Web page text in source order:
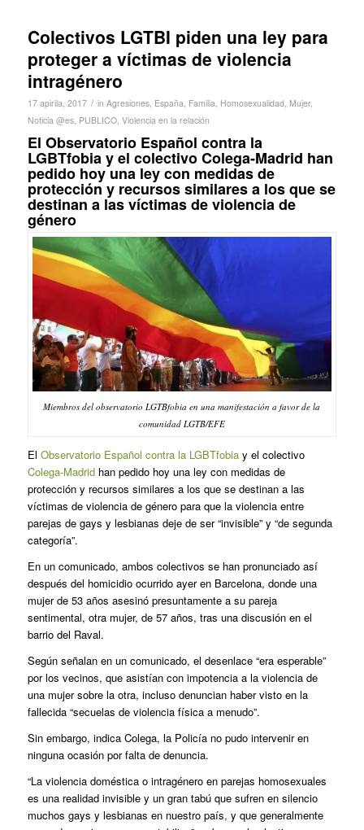
Colectivos LGTBI piden una ley para
proteger a víctimas de violencia
intragénero
17 apirila, 2017 / in Agresiones, España Familia Homosexualidad Mujer,
Noticia @es, PUBLICO, Violencia en la relación
El Observatorio Español contra la
LGBTfobia y el colectivo Colega-Madrid han
pedido hoy una ley con medidas de
protección y recursos similares a los que se
destinan a las víctimas de violencia de
género
Miembros del observatorio LGTBfobia en una manifestación a favor de la
comunidad LGTB/EFE
El Observatorio Español contra la LGBTfobiay el colectivo
Colega-Madridhan pedido hoy una ley con medidas de
protección y recursos similares a los que se destinan a las
víctimas de violencia de género para que la violencia entre
parejas de gays y lesbianas deje de ser “invisible” y “de segunda
categoría”.
En un comunicado, ambos colectivos se han pronunciado así
después del homicidio ocurrido ayer en Barcelona, donde una
mujer de 53 años asesinó presuntamente a su pareja
sentimental, otra mujer, de 57 años, tras una discusión en el
barrio del Raval.
Según señalan en un comunicado, el desenlace “era esperable”
por los vecinos, que asistían con impotencia a la violencia de
una mujer sobre la otra, incluso denuncian haber visto en la
fallecida “secuelas de violencia física a menudo”.
Sin embargo, indica Colega, la Policía no pudo intervenir en
ninguna ocasión por falta de denuncia.
“La violencia doméstica o intragénero en parejas homosexuales
es una realidad invisible y un gran tabú que sufren en silencio
muchos gays y lesbianas en nuestro país, y que generalmente